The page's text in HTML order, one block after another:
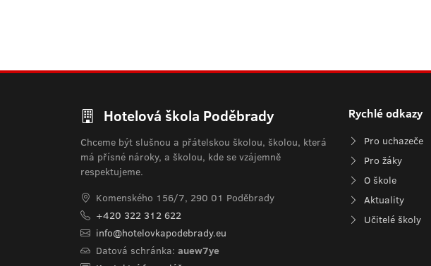
Hotelová škola Poděbrady
Chceme být slušnou a přátelskou školou, školou, která
má přísné nároky, a školou, kde se vzájemně
respektujeme.
Komenského 156/7, 290 01 Poděbrady
+420 322 312 622
info@hotelovkapodebrady.eu
Datová schránka: auew7ye
Rychlé odkazy
Pro uchazeče
Pro žáky
O škole
Aktuality
Učitelé školy